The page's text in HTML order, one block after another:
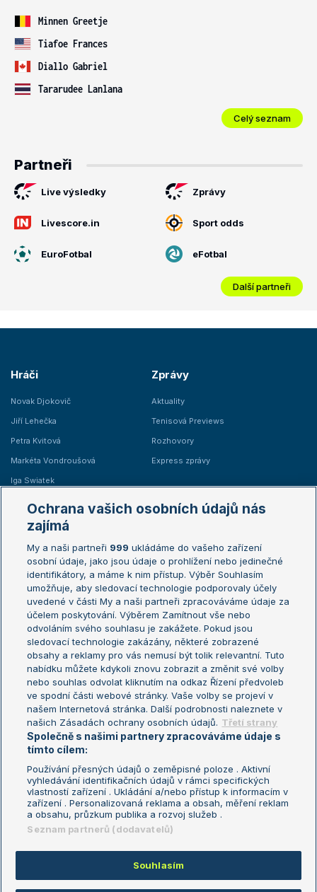
Minnen Greetje
Tiafoe Frances
Diallo Gabriel
Tararudee Lanlana
Celý seznam
Partneři
Live výsledky Zprávy
Livescore.in Sport odds
EuroFotbal eFotbal
Další partneři
Hráči
Novak Djokovič
Jiří Lehečka
Petra Kvitová
Markéta Vondroušová
Iga Swiatek
Zprávy
Aktuality
Tenisová Previews
Rozhovory
Express zprávy
Žebříčky
Žebříček ATP (muži)
Žebříček WTA (ženy)
Sázkařský žebříček
Australian Open
French Open
Wimbledon
US Open
Turnaj mistrů
Turnaj mistryň
Aktualní trendy
Fotbalové přestupy
Livesport Daily
LS Prague Open
Podmínky užití
Nastavení soukromí
GDPR a žurnalistika
Reklama
Kontakt
Informace o zpracování osobních
údajů
Copyright © 2008-2026 TenisPortal.cz. Využíváme zpravodajství ČTK.
Ochrana vašich osobních údajů nás
zajímá
My a naši partneři 999 ukládáme do vašeho zařízení
osobní údaje, jako jsou údaje o prohlížení nebo jedinečné
identifikátory, a máme k nim přístup. Výběr Souhlasím
umožňuje, aby sledovací technologie podporovaly účely
uvedené v části My a naši partneři zpracováváme údaje za
účelem poskytování. Výběrem Zamítnout vše nebo
odvoláním svého souhlasu je zakážete. Pokud jsou
sledovací technologie zakázány, některé zobrazené
obsahy a reklamy pro vás nemusí být tolik relevantní. Tuto
nabídku můžete kdykoli znovu zobrazit a změnit své volby
nebo souhlas odvolat kliknutím na odkaz Řízení předvoleb
ve spodní části webové stránky. Vaše volby se projeví v
našem Internetová stránka. Další podrobnosti naleznete v
našich Zásadách ochrany osobních údajů. Třetí strany
Společně s našimi partnery zpracováváme údaje s
tímto cílem:
Používání přesných údajů o zeměpisné poloze . Aktivní
vyhledávání identifikačních údajů v rámci specifických
vlastností zařízení . Ukládání a/nebo přístup k informacím v
zařízení . Personalizovaná reklama a obsah, měření reklam
a obsahu, průzkum publika a rozvoj služeb .
Seznam partnerů (dodavatelů)
Souhlasím